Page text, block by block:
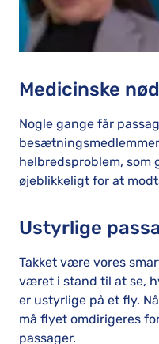
Medicinske
Nogle gange får
helbredsproblem, som
øjeblikkeligt for at
Ustyrlige
Takket være vores
været i stand til at se,
er ustyrlige på et fly.
må flyet omdirigeres
passager.